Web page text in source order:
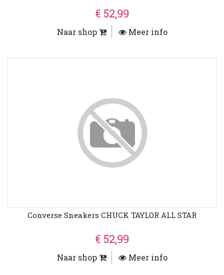
€ 52,99
Naar shop Meer info
Converse Sneakers CHUCK TAYLOR ALL STAR
€ 52,99
Naar shop Meer info